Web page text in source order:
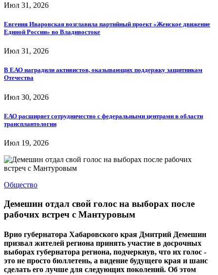
Июл 31, 2026
Евгения Иваровская возглавила партийный проект «Женское движение
Единой России» во Владивостоке
Июл 31, 2026
В ЕАО наградили активистов, оказывающих поддержку защитникам
Отечества
Июл 30, 2026
ЕАО расширяет сотрудничество с федеральными центрами в области
трансплантологии
Июл 19, 2026
Общество
Демешин отдал свой голос на выборах после
рабочих встреч с Мантуровым
Врио губернатора Хабаровского края Дмитрий Демешин
призвал жителей региона принять участие в досрочных
выборах губернатора региона, подчеркнув, что их голос -
это не просто бюллетень, а видение будущего края и шанс
сделать его лучше для следующих поколений. Об этом